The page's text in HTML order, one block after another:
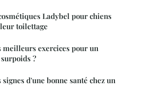
Ladybel pour chiens
toilettage
meilleurs exercices pour un
?
d'une bonne santé chez un